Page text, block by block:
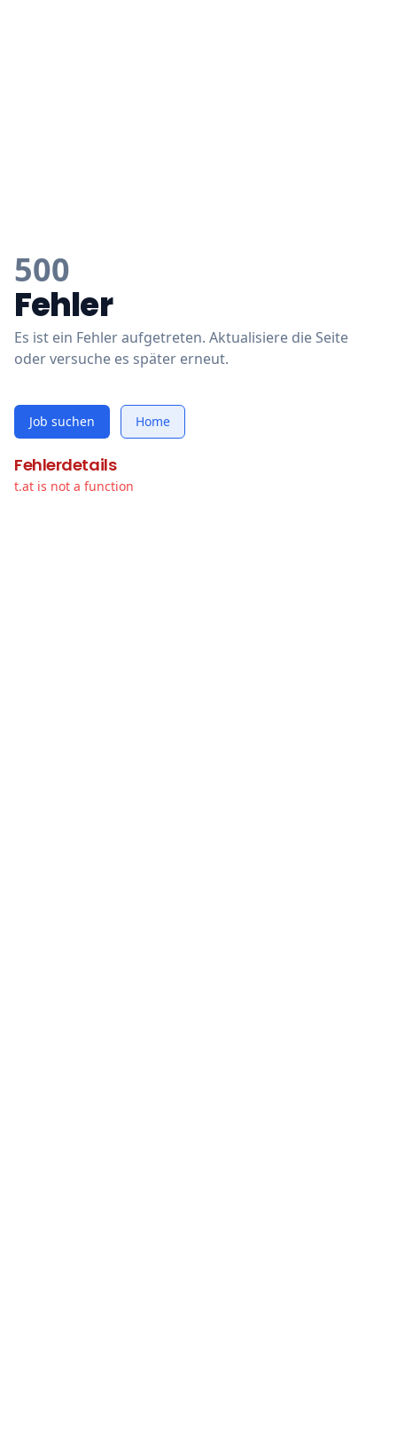
500
Fehler
Es ist ein Fehler aufgetreten. Aktualisiere die Seite
oder versuche es später erneut.
Job suchen Home
Fehlerdetails
t.at is not a function